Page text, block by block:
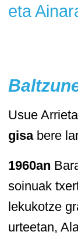
eta
Usue
gisabere
1960an
soinuak
lekukotze
urteetan,